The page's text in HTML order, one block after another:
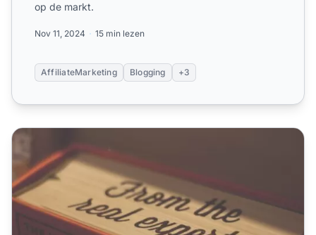
op de markt.
Nov 11, 2024 15 min lezen
AffiliateMarketing Blogging +3
Hoe word je een affiliate marketeer